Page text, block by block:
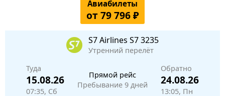
Авиабилеты
от 79 796 ₽
S7 Airlines S7 3235
Утренний перелёт
Туда
15.08.26
07:35, Сб
Прямой рейс
Пребывание 9 дней
Обратно
24.08.26
13:05, Пн